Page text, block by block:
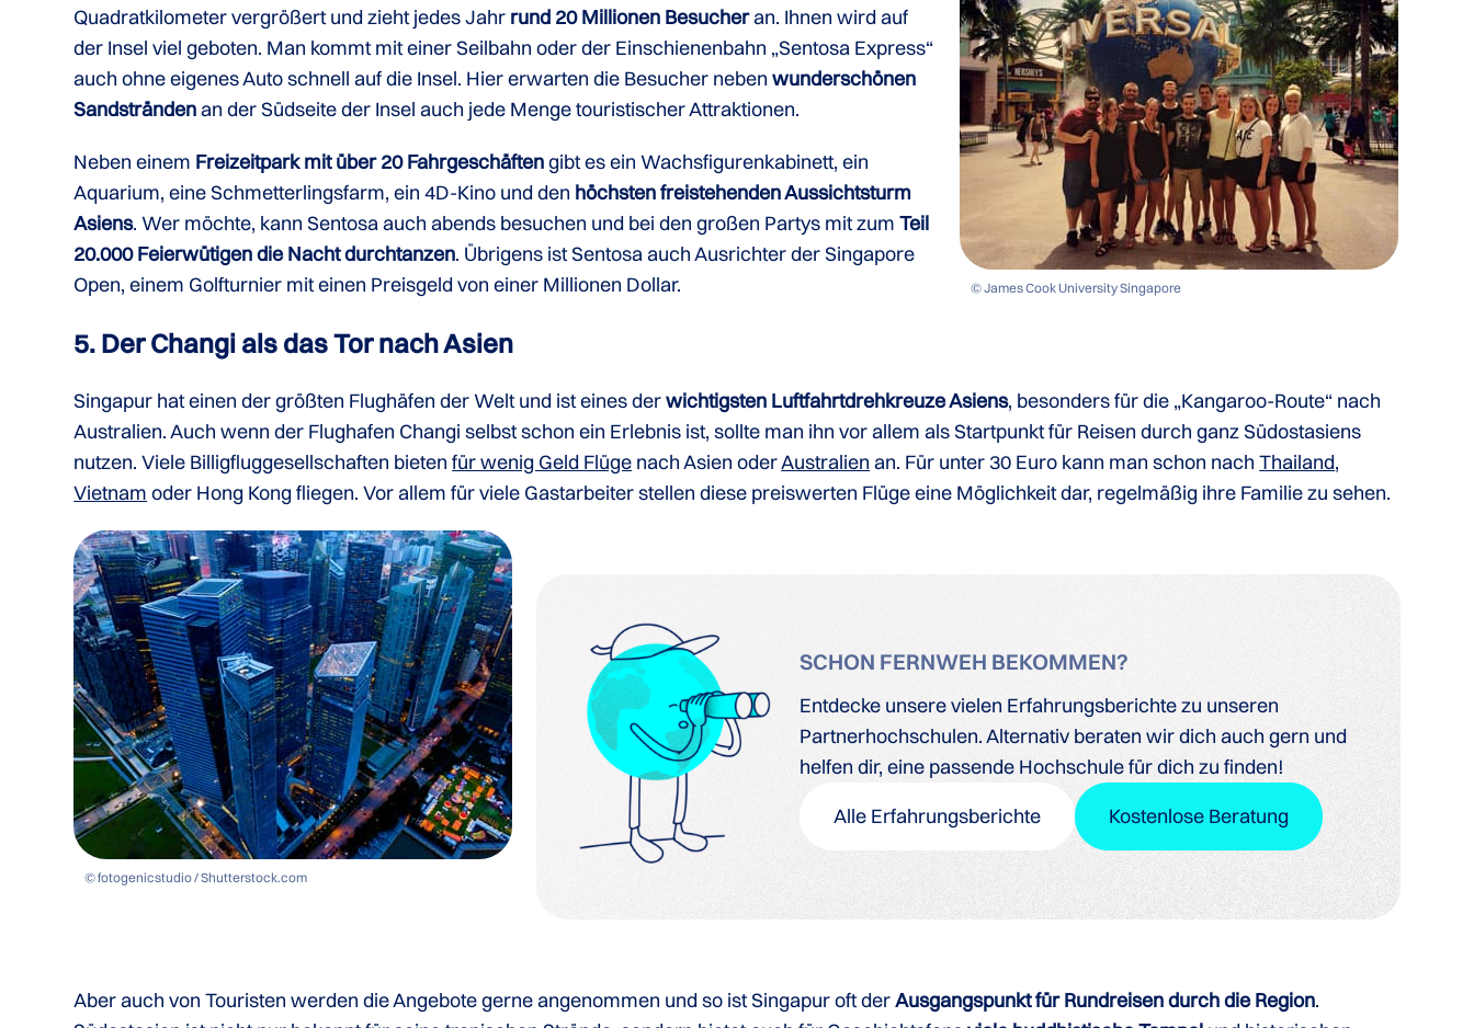
© James Cook University Singapore
Quadratkilometer vergrößert und zieht jedes Jahr rund 20 Millionen Besucheran. Ihnen wird auf
der Insel viel geboten. Man kommt mit einer Seilbahn oder der Einschienenbahn „Sentosa Express“
auch ohne eigenes Auto schnell auf die Insel. Hier erwarten die Besucher nebenwunderschönen
Sandsträndenan der Südseite der Insel auch jede Menge touristischer Attraktionen.
Neben einem Freizeitpark mit über 20 Fahrgeschäftengibt es ein Wachsfigurenkabinett, ein
Aquarium, eine Schmetterlingsfarm, ein 4D-Kino und den höchsten freistehenden Aussichtsturm
Asiens. Wer möchte, kann Sentosa auch abends besuchen und bei den großen Partys mit zumTeil
20.000 Feierwütigen die Nacht durchtanzen. Übrigens ist Sentosa auch Ausrichter der Singapore
Open, einem Golfturnier mit einen Preisgeld von einer Millionen Dollar.
5. Der Changi als das Tor nach Asien
Singapur hat einen der größten Flughäfen der Welt und ist eines derwichtigsten Luftfahrtdrehkreuze Asiens, besonders für die „Kangaroo-Route“ nach
Australien. Auch wenn der Flughafen Changi selbst schon ein Erlebnis ist, sollte man ihn vor allem als Startpunkt für Reisen durch ganz Südostasiens
nutzen. Viele Billigfluggesellschaften bietenfür wenig Geld Flüge nach Asien oderAustralien an. Für unter 30 Euro kann man schon nachThailand,
Vietnam oder Hong Kong fliegen. Vor allem für viele Gastarbeiter stellen diese preiswerten Flüge eine Möglichkeit dar, regelmäßig ihre Familie zu sehen.
© fotogenicstudio / Shutterstock.com
SCHON FERNWEH BEKOMMEN?
Entdecke unsere vielen Erfahrungsberichte zu unseren
Partnerhochschulen. Alternativ beraten wir dich auch gern und
helfen dir, eine passende Hochschule für dich zu finden!
Alle Erfahrungsberichte
Kostenlose Beratung
Aber auch von Touristen werden die Angebote gerne angenommen und so ist Singapur oft derAusgangspunkt für Rundreisen durch die Region.